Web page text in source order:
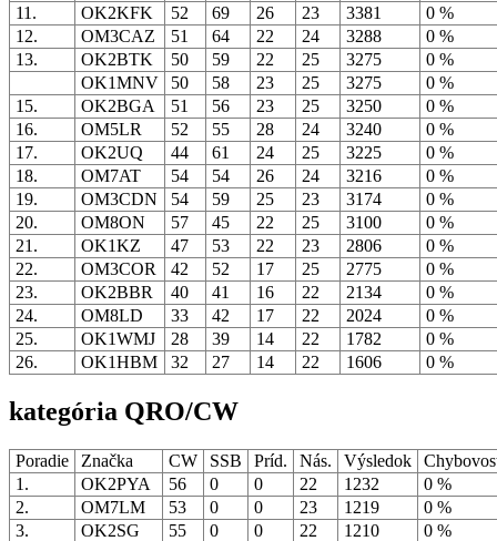
11.
OK2KFK 52 69 26 23 3381
0 %
12.
OM3CAZ 51 64 22 24 3288
0 %
13.
OK2BTK 50 59 22 25 3275
0 %
OK1MNV
50 58 23 25 3275
0 %
15.
OK2BGA 51 56 23 25 3250
0 %
16.
OM5LR 52 55 28 24 3240
0 %
17.
OK2UQ 44 61 24 25 3225
0 %
18.
OM7AT 54 54 26 24 3216
0 %
19.
OM3CDN 54 59 25 23 3174
0 %
20.
OM8ON 57 45 22 25 3100
0 %
21.
OK1KZ 47 53 22 23 2806
0 %
22.
OM3COR 42 52 17 25 2775
0 %
23.
OK2BBR 40 41 16 22 2134
0 %
24.
OM8LD 33 42 17 22 2024
0 %
25.
OK1WMJ 28 39 14 22 1782
0 %
26.
OK1HBM 32 27 14 22 1606 0 %
kategória QRO/CW
Poradie Značka CW SSB Príd. Nás. Výsledok
1.
OK2PYA 56 0 0 22 1232
0 %
2.
OM7LM 53 0 0 23 1219
0 %
3.
OK2SG 55 0 0 22 1210
0 %